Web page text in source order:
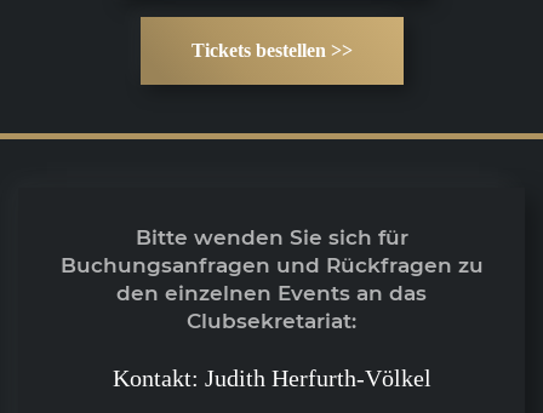
Tickets bestellen >>
Bitte wenden Sie sich für
Buchungsanfragen und Rückfragen zu
den einzelnen Events an das
Clubsekretariat:
Kontakt: Judith Herfurth-Völkel